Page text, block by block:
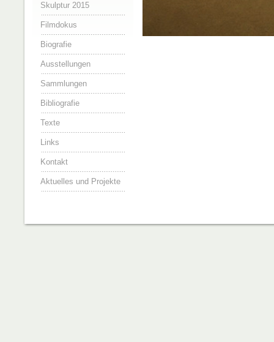
Skulptur 2015
Filmdokus
Biografie
Ausstellungen
Sammlungen
Bibliografie
Texte
Links
Kontakt
Aktuelles und Projekte